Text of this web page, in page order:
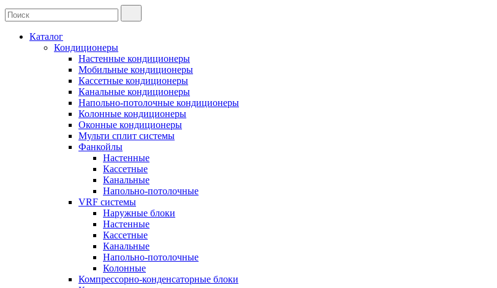
Каталог
Кондиционеры
Настенные кондиционеры
Мобильные кондиционеры
Кассетные кондиционеры
Канальные кондиционеры
Напольно-потолочные кондиционеры
Колонные кондиционеры
Оконные кондиционеры
Мульти сплит системы
Фанкойлы
Настенные
Кассетные
Канальные
Напольно-потолочные
VRF системы
Наружные блоки
Настенные
Кассетные
Канальные
Напольно-потолочные
Колонные
Компрессорно-конденсаторные блоки